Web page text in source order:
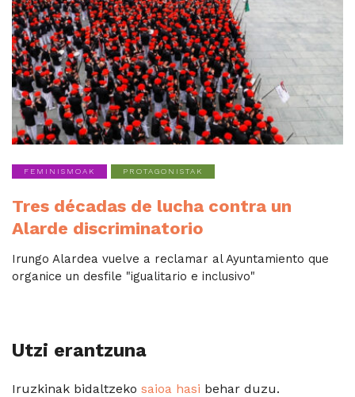
FEMINISMOAK PROTAGONISTAK
Tres décadas de lucha contra un
Alarde discriminatorio
Irungo Alardea vuelve a reclamar al Ayuntamiento que
organice un desfile "igualitario e inclusivo"
Utzi erantzuna
Iruzkinak bidaltzeko saioa hasi behar duzu.